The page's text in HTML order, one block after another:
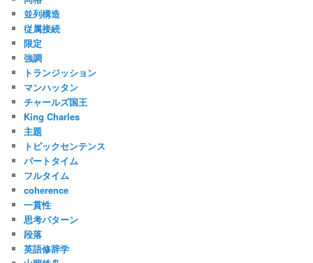
並列構造
従属接続
限定
強調
トランジッション
マンハッタン
チャールズ国王
King Charles
主題
トピックセンテンス
パートタイム
フルタイム
coherence
一貫性
思考パターン
段落
英語修辞学